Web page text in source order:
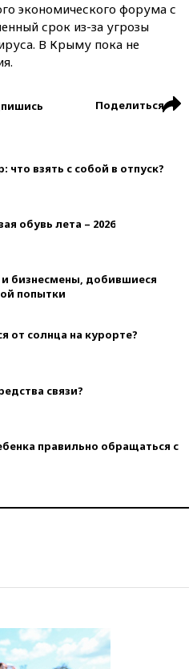
экономического форума с
срок из-за угрозы
В Крыму пока не
Поделиться
взять с собой в отпуск?
обувь лета – 2026
бизнесмены, добившиеся
попытки
от солнца на курорте?
связи?
правильно обращаться с